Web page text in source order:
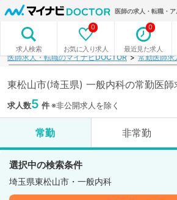
医師の求人・転職・
求人検索 お気に入り求人
0
最近見た求人
0
医師求人・転職のマイナビDOCTOR 常勤医師求
東松山市(埼玉県) 一般内科の常勤医師
求人数5 件※非公開求人を除く
常勤 非常勤
選択中の検索条件
埼玉県東松山市・一般内科